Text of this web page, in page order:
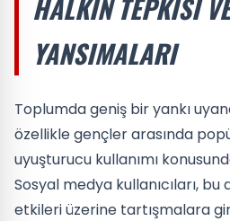
HALKIN TEPKISI
YANSIMALARI
Toplumda geniş bir yankı
özellikle gençler arasında
uyuşturucu kullanımı
Sosyal medya kullanıcıları,
etkileri üzerine tartışmalara